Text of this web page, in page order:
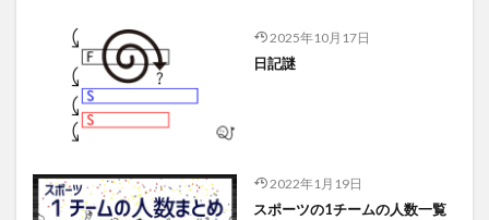
2025年10月17日
日記謎
2022年1月19日
スポーツの1チームの人数一覧